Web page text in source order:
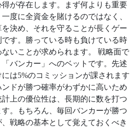
が存在します。まず何よりも重要
度に全資金を賭けるのではなく、
決め、それを守ることが長くゲー
す。勝っている時も負けている時
いことが求められます。 戦略面で
バンカー」へのベットです。先述
は5%のコミッションが課されます
ドが勝つ確率がわずかに高いため
上の優位性は、長期的に数を打つ
。もちろん、毎回バンカーが勝つ
戦略の基本として覚えておくべき